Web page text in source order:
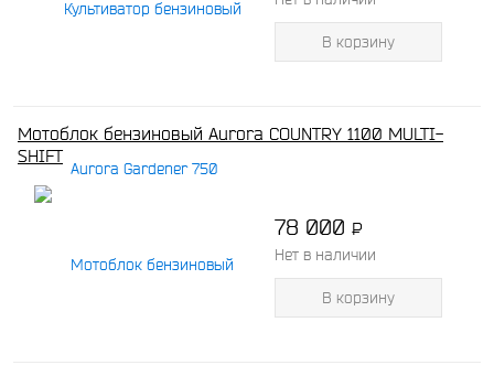
В корзину
Мотоблок бензиновый Aurora COUNTRY 1100 MULTI-
SHIFT
78 000 P
-
Нет в наличии
В корзину